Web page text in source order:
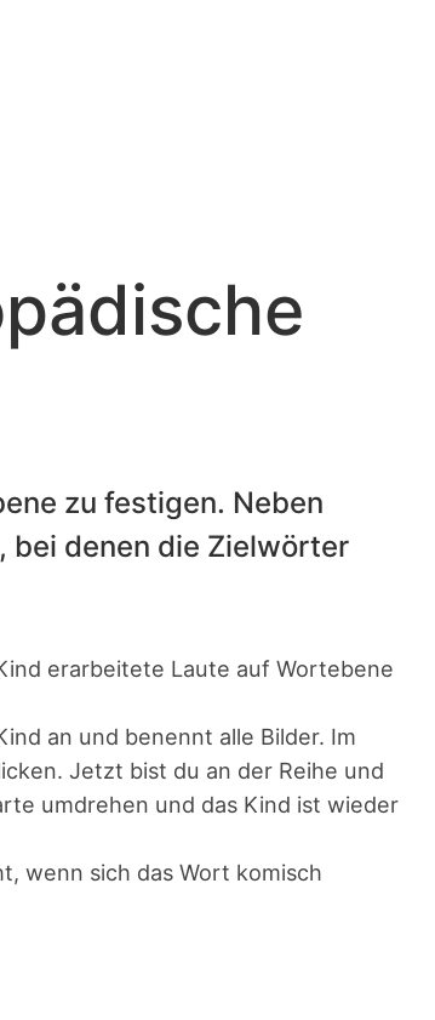
zu festigen. Neben
, bei denen die Zielwörter
erarbeitete Laute auf Wortebene
an und benennt alle Bilder. Im
Jetzt bist du an der Reihe und
umdrehen und das Kind ist wieder
wenn sich das Wort komisch